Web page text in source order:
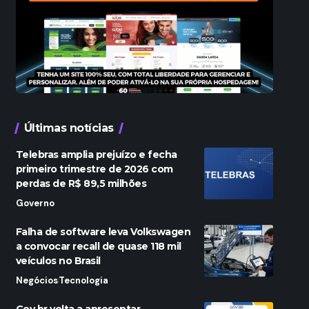
Últimas notícias
Telebras amplia prejuízo e fecha
primeiro trimestre de 2026 com
perdas de R$ 89,5 milhões
Governo
Falha de software leva Volkswagen
a convocar recall de quase 118 mil
veículos no Brasil
NegóciosTecnologia